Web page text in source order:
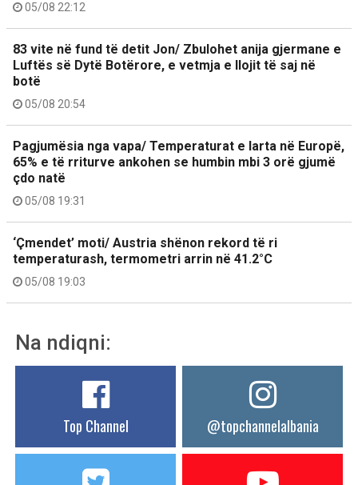
05/08 22:12
83 vite në fund të detit Jon/ Zbulohet anija gjermane e
Luftës së Dytë Botërore, e vetmja e llojit të saj në
botë
05/08 20:54
Pagjumësia nga vapa/ Temperaturat e larta në Europë,
65% e të rriturve ankohen se humbin mbi 3 orë gjumë
çdo natë
05/08 19:31
‘Çmendet’ moti/ Austria shënon rekord të ri
temperaturash, termometri arrin në 41.2°C
05/08 19:03
Na ndiqni:
Top Channel @topchannelalbania